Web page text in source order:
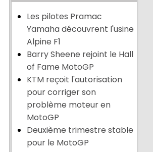
Les pilotes Pramac
Yamaha découvrent l'usine
Alpine F1
Barry Sheene rejoint le Hall
of Fame MotoGP
KTM reçoit l'autorisation
pour corriger son
problème moteur en
MotoGP
Deuxième trimestre stable
pour le MotoGP